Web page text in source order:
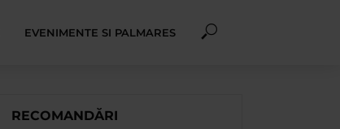
EVENIMENTE SI PALMARES
RECOMANDĂRI